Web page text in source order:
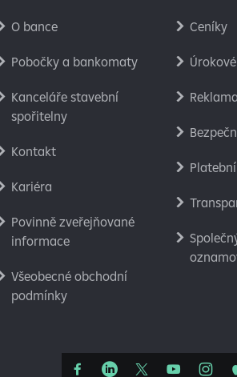
O bance
Pobočky a bankomaty
Kanceláře stavební
spořitelny
Kontakt
Kariéra
Povinně zveřejňované
informace
Všeobecné obchodní
podmínky
Ceníky